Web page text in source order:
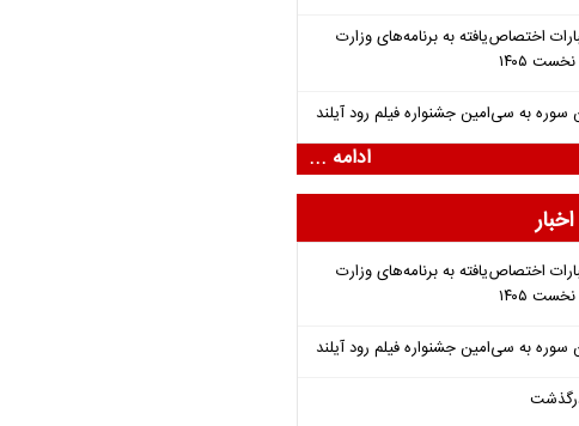
اختصاص‌یافته به برنامه‌های وزارت
ادامه ...
اختصاص‌یافته به برنامه‌های وزارت